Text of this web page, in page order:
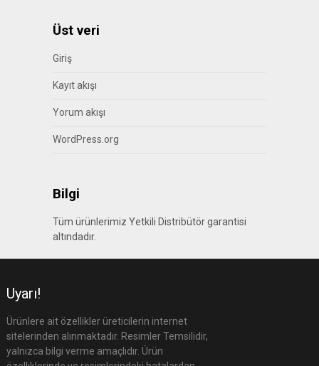
Üst veri
Giriş
Kayıt akışı
Yorum akışı
WordPress.org
Bilgi
Tüm ürünlerimiz Yetkili Distribütör garantisi
altındadır.
Uyarı!
Ürünlere ait özellikler üreticilerin internet
sitelerinden alınmaktadır. Resimler Temsilidir,
yalnızca bilgi verme amaçlıdır. Ürün